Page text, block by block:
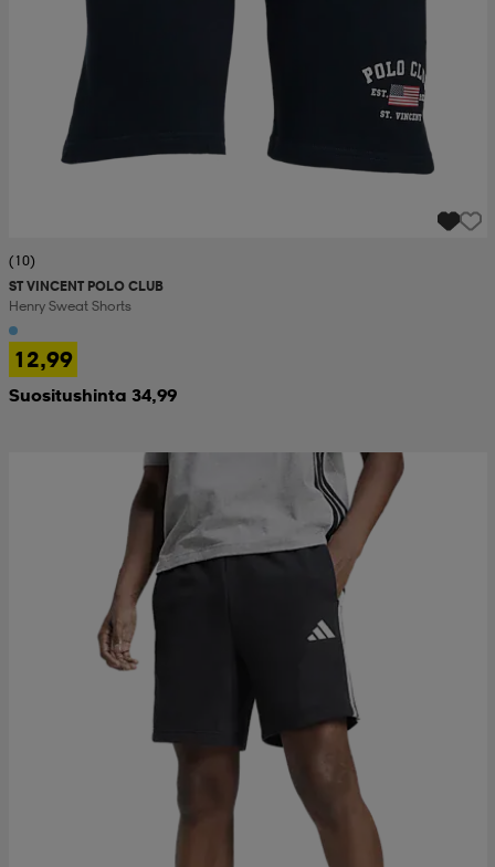
(10)
ST VINCENT POLO CLUB
Henry Sweat Shorts
12,99
Suositushinta 34,99